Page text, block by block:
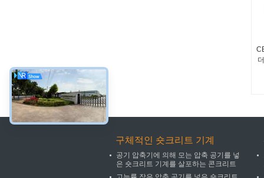
구체적인 숏크리트 기계
공기 압축기에 의해 모는 압축 공기를 넣
은 숏크리트 기계를 살포하는 콘크리트